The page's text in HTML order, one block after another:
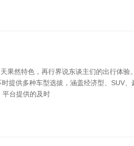
果然特色，再行界说东谈主们的出行体
提供多种车型选拔，涵盖经济型、SUV
平台提供的及时